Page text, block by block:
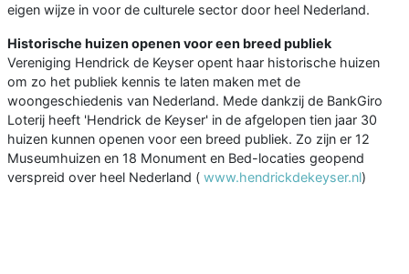
eigen wijze in voor de culturele sector door heel Nederland.
Historische huizen openen voor een breed publiek
Vereniging Hendrick de Keyser opent haar historische huizen
om zo het publiek kennis te laten maken met de
woongeschiedenis van Nederland. Mede dankzij de BankGiro
Loterij heeft 'Hendrick de Keyser' in de afgelopen tien jaar 30
huizen kunnen openen voor een breed publiek. Zo zijn er 12
Museumhuizen en 18 Monument en Bed-locaties geopend
verspreid over heel Nederland ( www.hendrickdekeyser.nl)